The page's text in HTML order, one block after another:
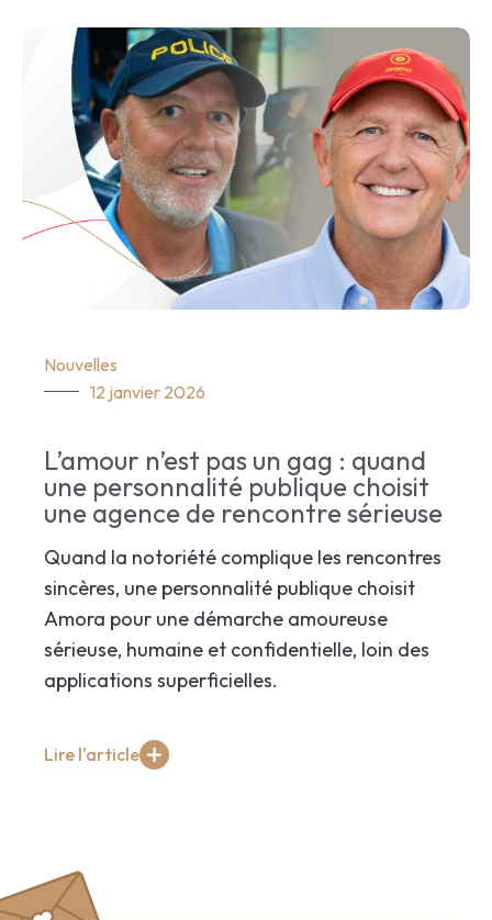
Nouvelles
12 janvier 2026
L’amour n’est pas un gag : quand
une personnalité publique choisit
une agence de rencontre sérieuse
Quand la notoriété complique les rencontres
sincères, une personnalité publique choisit
Amora pour une démarche amoureuse
sérieuse, humaine et confidentielle, loin des
applications superficielles.
Lire l'article